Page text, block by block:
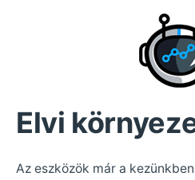
Elvi
Az eszközök már a